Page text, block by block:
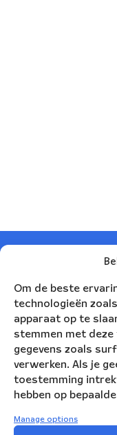
Om de beste
technologieën
apparaat op te
stemmen met deze
gegevens zoals
verwerken. Als je
toestemming
hebben op
Manage options
Nederlandse